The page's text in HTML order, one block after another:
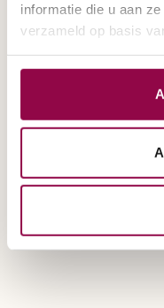
informatie die u aan
verzameld op basis